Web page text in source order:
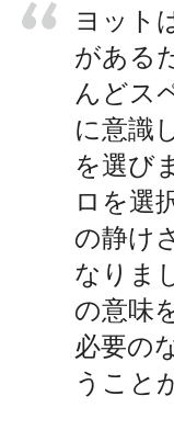
ヨット
がある
んどス
に意識
を選び
ロを選
の静け
なりま
の意味
必要の
うこと